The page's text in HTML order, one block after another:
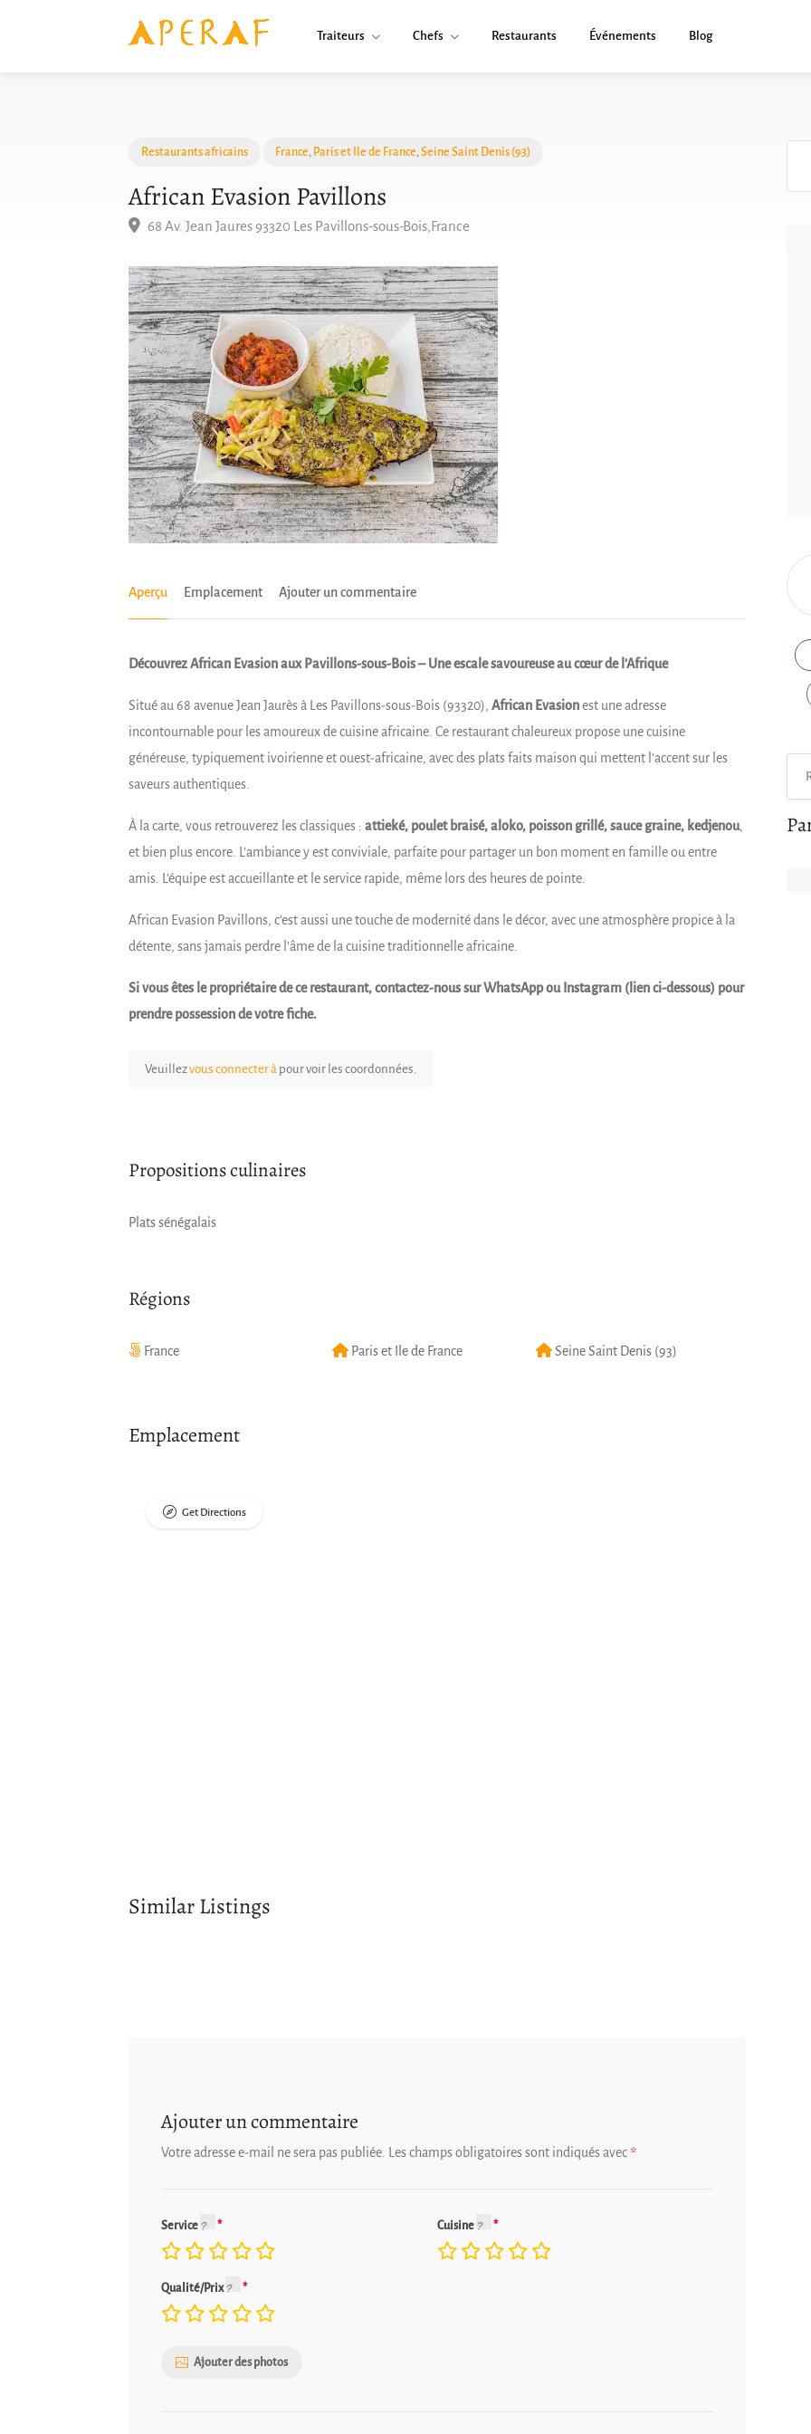
Traiteurs Chefs Restaurants Événements Blog
Restaurants africains France, Paris et Ile de France,Seine Saint Denis (93)
African Evasion Pavillons
68 Av. Jean Jaures 93320 Les Pavillons-sous-Bois,France
Aperçu Emplacement Ajouter un commentaire
Découvrez African Evasion aux Pavillons-sous-Bois – Une escale savoureuse au cœur de l’Afrique
Situé au 68 avenue Jean Jaurès à Les Pavillons-sous-Bois (93320), African Evasionest une adresse
incontournable pour les amoureux de cuisine africaine. Ce restaurant chaleureux propose une cuisine
généreuse, typiquement ivoirienne et ouest-africaine, avec des plats faits maison qui mettent l’accent sur les
saveurs authentiques.
À la carte, vous retrouverez les classiques : attieké, poulet braisé, aloko, poisson grillé, sauce graine, kedjenou,
et bien plus encore. L’ambiance y est conviviale, parfaite pour partager un bon moment en famille ou entre
amis. L’équipe est accueillante et le service rapide, même lors des heures de pointe.
African Evasion Pavillons, c’est aussi une touche de modernité dans le décor, avec une atmosphère propice à la
détente, sans jamais perdre l’âme de la cuisine traditionnelle africaine.
Si vous êtes le propriétaire de ce restaurant, contactez-nous sur WhatsApp ou Instagram (lien ci-dessous) pour
prendre possession de votre fiche.
Veuillezvous connecter à pour voir les coordonnées.
Propositions culinaires
Plats sénégalais
Régions
France Paris et Ile de France Seine Saint Denis (93)
Emplacement
Get Directions
Similar Listings
Ajouter un commentaire
Votre adresse e-mail ne sera pas publiée. Les champs obligatoires sont indiqués avec*
Service Cuisine
Qualité/Prix
Ajouter des photos